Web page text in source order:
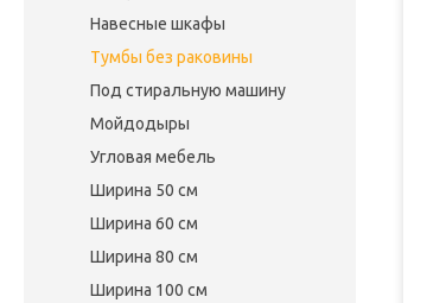
Навесные шкафы
Тумбы без раковины
Под стиральную машину
Мойдодыры
Угловая мебель
Ширина 50 см
Ширина 60 см
Ширина 80 см
Ширина 100 см